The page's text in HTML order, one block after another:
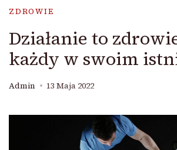
ZDROWIE
Działanie to
każdy w swoim
Admin 13 Maja 2022